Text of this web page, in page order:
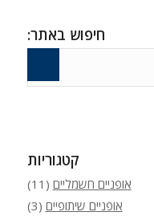
חיפוש באתר:
קטגוריות
אופניים חשמליים (11)
אופניים שיתופיים (3)